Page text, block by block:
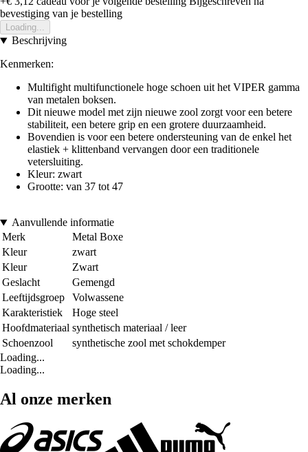
bevestiging van je bestelling
Loading...
Beschrijving
Kenmerken:
Multifight multifunctionele hoge schoen uit het VIPER gamma
van metalen boksen.
Dit nieuwe model met zijn nieuwe zool zorgt voor een betere
stabiliteit, een betere grip en een grotere duurzaamheid.
Bovendien is voor een betere ondersteuning van de enkel het
elastiek + klittenband vervangen door een traditionele
vetersluiting.
Kleur: zwart
Grootte: van 37 tot 47
Aanvullende informatie
Merk
Metal Boxe
Kleur
zwart
Kleur
Zwart
Geslacht
Gemengd
Leeftijdsgroep
Volwassene
Karakteristiek
Hoge steel
Hoofdmateriaal synthetisch materiaal / leer
Schoenzool
synthetische zool met schokdemper
Loading...
Loading...
Al onze merken